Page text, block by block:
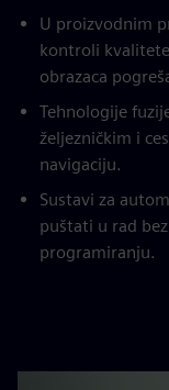
U proizvodnim
kontroli
obrazaca
Tehnologije
željezničkim i
navigaciju.
Sustavi za
puštati u rad
programiranju.